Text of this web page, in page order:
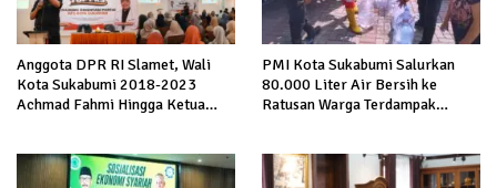
Anggota DPR RI Slamet, Wali
Kota Sukabumi 2018-2023
Achmad Fahmi Hingga Ketua
Sukabumi
PMI Kota Sukabumi Salurkan
80.000 Liter Air Bersih ke
Ratusan Warga Terdampak